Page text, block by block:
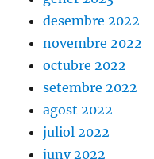
desembre 2022
novembre 2022
octubre 2022
setembre 2022
agost 2022
juliol 2022
juny 2022